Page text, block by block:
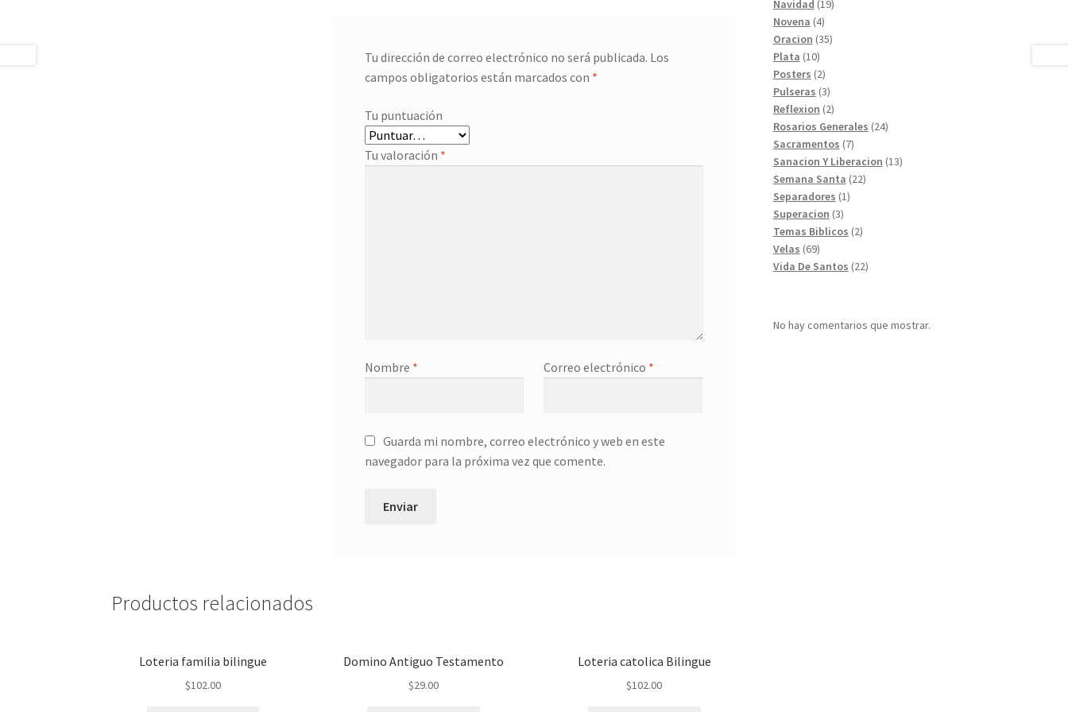
Tu dirección de correo electrónico no será publicada. Los
campos obligatorios están marcados con *
Tu puntuación
Tu valoración *
Nombre * Correo electrónico *
Guarda mi nombre, correo electrónico y web en este
navegador para la próxima vez que comente.
Productos relacionados
Loteria familia bilingue
$102.00
Domino Antiguo Testamento
$29.00
Loteria catolica Bilingue
$102.00
productos
Navidad 1919
Novena 44
productos
Oracion 3535
Plata 1010
productos
Posters 22
productos
Pulseras 33
productos
Reflexion 22
productos
Rosarios Generales 2424
Sacramentos 77
productos
Sanacion Y Liberacion 1313
Semana Santa 2222
Separadores 11
Superacion 33
productos
Temas Biblicos 22
Velas 6969
productos
Vida De Santos 2222
No hay comentarios que mostrar.